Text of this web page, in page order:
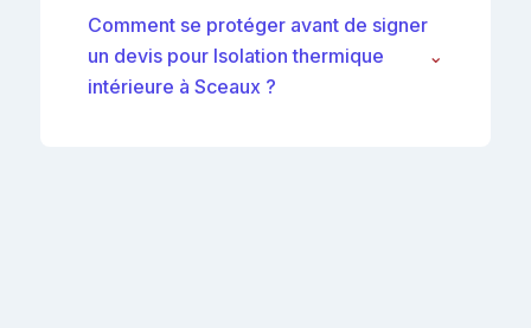
Comment se protéger avant de signer
un devis pour Isolation thermique
intérieure à Sceaux ?
⌄